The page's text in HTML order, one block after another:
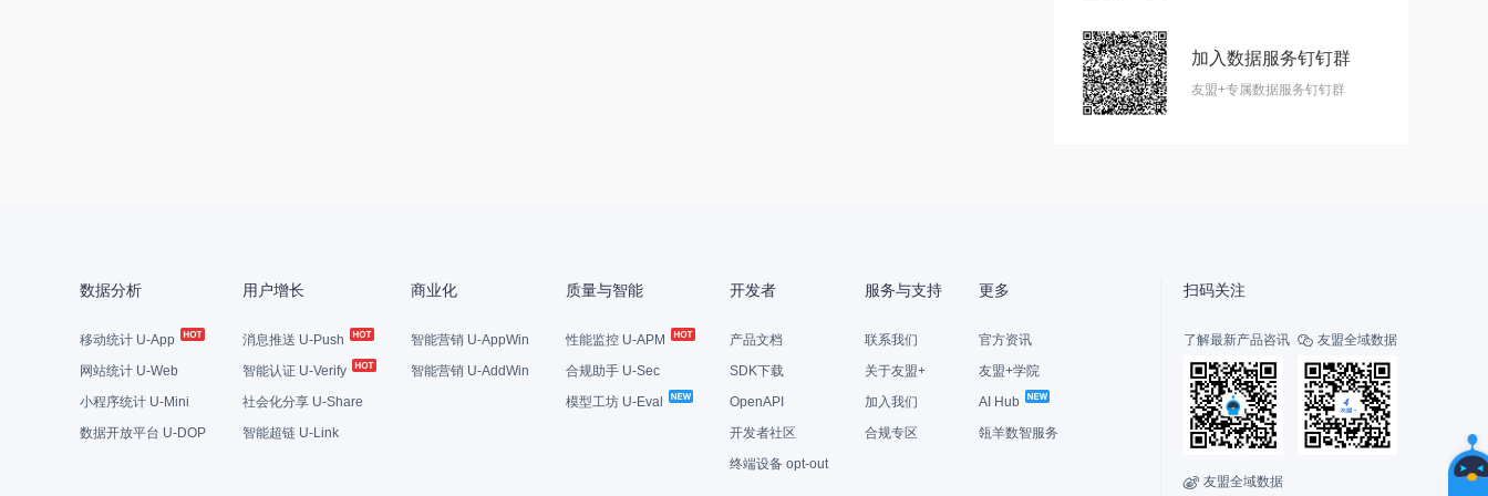
加入数据服务钉钉群
友盟+专属数据服务钉钉群
扫码关注
了解最新产品咨讯  友盟全域数据
 友盟全域数据
数据分析
移动统计 U-App
网站统计 U-Web
小程序统计 U-Mini
数据开放平台 U-DOP
用户增长
消息推送 U-Push
智能认证 U-Verify
社会化分享 U-Share
智能超链 U-Link
商业化
智能营销 U-AppWin
智能营销 U-AddWin
质量与智能
性能监控 U-APM
合规助手 U-Sec
模型工坊 U-Eval
开发者
产品文档
SDK下载
OpenAPI
开发者社区
终端设备 opt-out
服务与支持
联系我们
关于友盟+
加入我们
合规专区
更多
官方资讯
友盟+学院
AI Hub
瓴羊数智服务
您
的